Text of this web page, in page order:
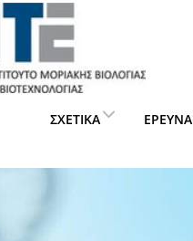
ΣΧΕΤΙΚΆ ΈΡΕΥΝΑ